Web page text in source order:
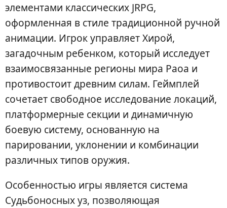
элементами классических JRPG,
оформленная в стиле традиционной ручной
анимации. Игрок управляет Хирой,
загадочным ребенком, который исследует
взаимосвязанные регионы мира Раоа и
противостоит древним силам. Геймплей
сочетает свободное исследование локаций,
платформерные секции и динамичную
боевую систему, основанную на
парировании, уклонении и комбинации
различных типов оружия.
Особенностью игры является система
Судьбоносных уз, позволяющая